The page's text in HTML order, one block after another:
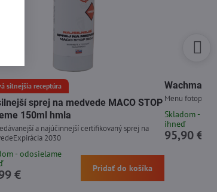
silnejšia receptúra
sprej na medvede MACO STOP
150ml hmla
a najúčinnejší certifikovaný sprej na
2030
- odosielame
€ Pridať do košíka
Wachman
Menu
Skladom -
ihneď
95,90 €